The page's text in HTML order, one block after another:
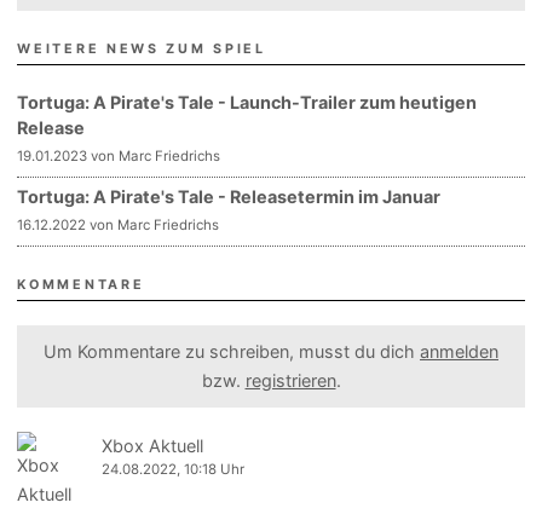
WEITERE NEWS ZUM SPIEL
Tortuga: A Pirate's Tale - Launch-Trailer zum heutigen
Release
19.01.2023 von Marc Friedrichs
Tortuga: A Pirate's Tale - Releasetermin im Januar
16.12.2022 von Marc Friedrichs
KOMMENTARE
Um Kommentare zu schreiben, musst du dich anmelden
bzw. registrieren.
Xbox Aktuell
24.08.2022, 10:18 Uhr